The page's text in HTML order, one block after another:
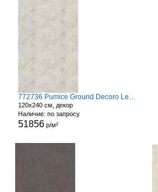
772736 Pumice Ground Decoro Leaves
120x240 см, декор
Наличие: по запросу
51856р/м²